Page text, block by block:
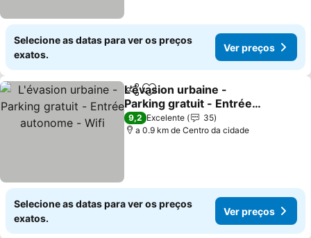
Selecione as datas para ver os preços
exatos.
Ver preços
PartilharAdicionar aos favoritos
L'évasion urbaine -
Parking gratuit - Entrée
autonome - Wifi
9,2 Excelente
35
a 0.9 km de Centro da cidade
Selecione as datas para ver os preços
exatos.
Ver preços